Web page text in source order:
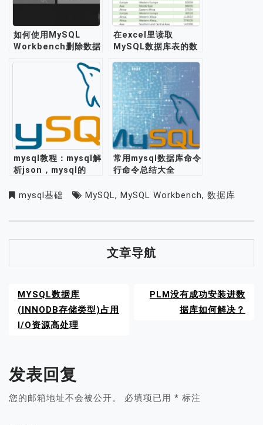
如何使用MySQL
Workbench删除数据
在excel里读取
MySQL数据库表的数
mysql教程：mysql解
析json，mysql的
理json数据
常用mysql数据库命令
行命令总结大全
mysql基础 MySQL, MySQL Workbench, 数据库
文章导航
MYSQL数据库
(INNODB存储类型)占用
I/O资源高处理
PLM没有成功安装进数
据库如何解决？
发表回复
您的邮箱地址不会被公开。 必填项已用 * 标注